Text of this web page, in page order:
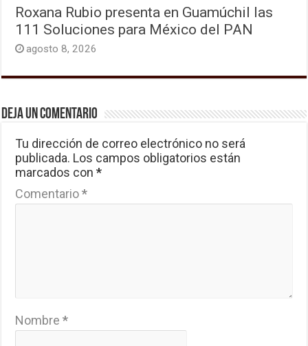
Roxana Rubio presenta en Guamúchil las
111 Soluciones para México del PAN
agosto 8, 2026
Deja un comentario
Tu dirección de correo electrónico no será
publicada. Los campos obligatorios están
marcados con*
Comentario*
Nombre*